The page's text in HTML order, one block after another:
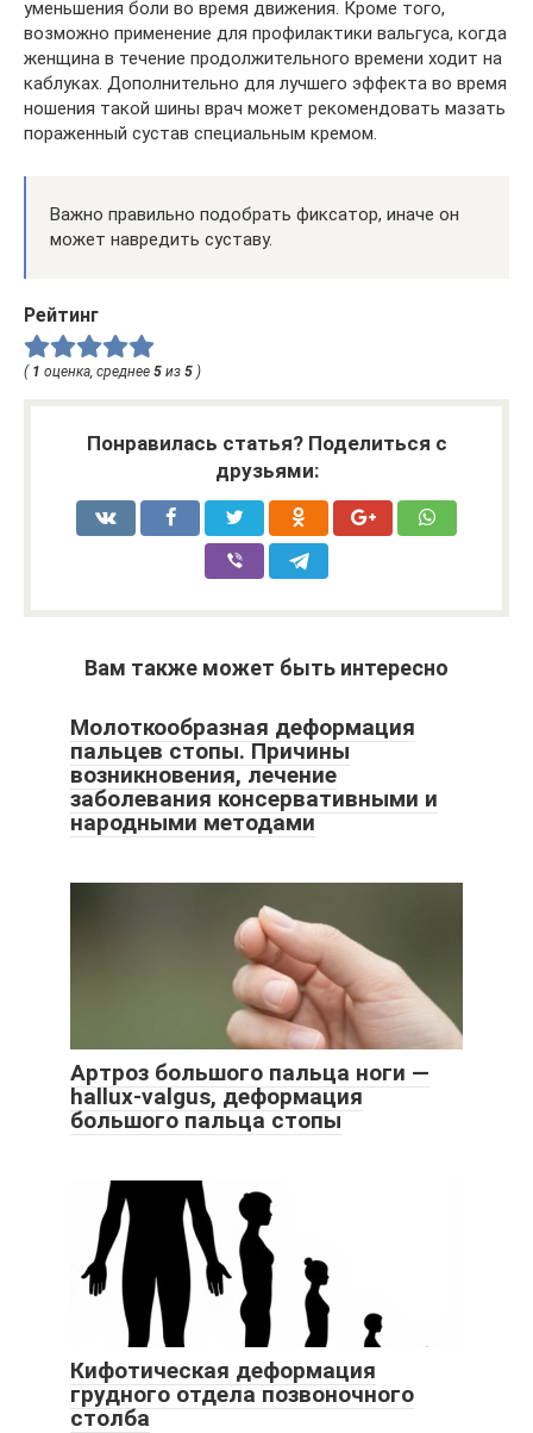
уменьшения боли во время движения. Кроме того,
возможно применение для профилактики вальгуса, когда
женщина в течение продолжительного времени ходит на
каблуках. Дополнительно для лучшего эффекта во время
ношения такой шины врач может рекомендовать мазать
пораженный сустав специальным кремом.
Важно правильно подобрать фиксатор, иначе он
может навредить суставу.
Рейтинг
( 1 оценка, среднее 5 из 5 )
Понравилась статья? Поделиться с
друзьями:
Вам также может быть интересно
Молоткообразная деформация
пальцев стопы. Причины
возникновения, лечение
заболевания консервативными и
народными методами
Артроз большого пальца ноги —
hallux-valgus, деформация
большого пальца стопы
Кифотическая деформация
грудного отдела позвоночного
столба